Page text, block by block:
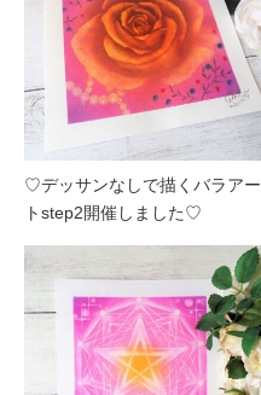
♡デッサンなしで描くバラアー
トstep2開催しました♡